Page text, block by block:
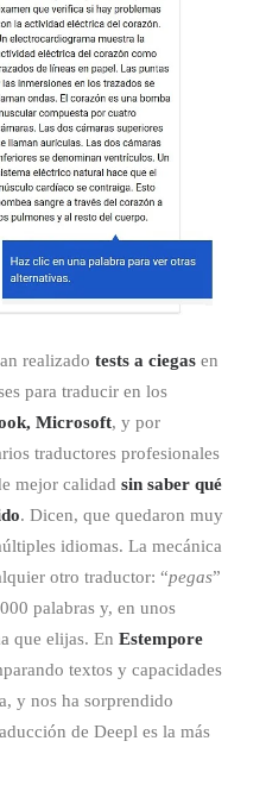
realizado tests a ciegas en
para traducir en los
Microsoft, y por
traductores profesionales
mejor calidad sin saber qué
. Dicen, que quedaron muy
idiomas. La mecánica
otro traductor: “pegas”
palabras y, en unos
que elijas. En Estempore
textos y capacidades
y nos ha sorprendido
de Deepl es la más